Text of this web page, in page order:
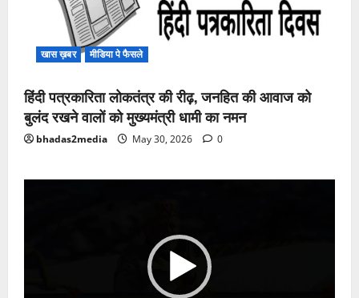
खास ख़बर मीडिया पे फैसले
हिंदी पत्रकारिता लोकतंत्र की रीढ़, जनहित की आवाज को
बुलंद रखने वालों को मुख्यमंत्री धामी का नमन
bhadas2media May 30, 2026 0